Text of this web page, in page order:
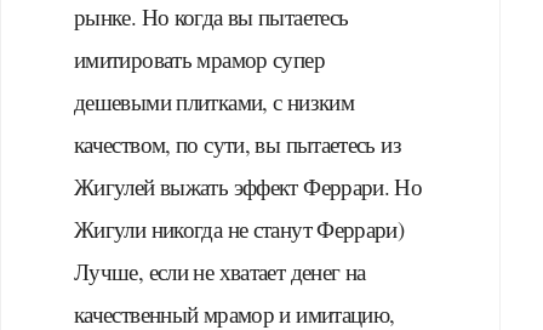
рынке. Но когда вы пытаетесь
имитировать мрамор супер
дешевыми плитками, с низким
качеством, по сути, вы пытаетесь из
Жигулей выжать эффект Феррари. Но
Жигули никогда не станут Феррари)
Лучше, если не хватает денег на
качественный мрамор и имитацию,